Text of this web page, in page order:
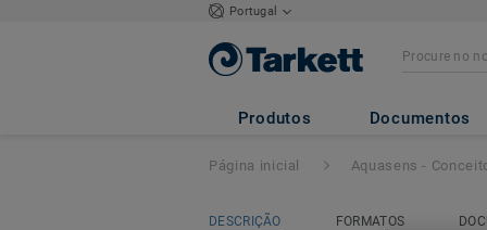
Portugal
Produtos Documentos
Perfil de apoio -
Página inicial Aquasens -
DESCRIÇÃO FORMATOS